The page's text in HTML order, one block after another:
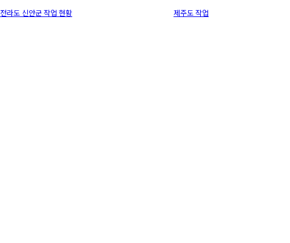
전라도 신안군 작업 현황
제주도 작업